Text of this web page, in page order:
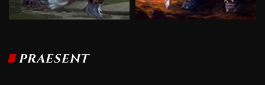
PRAESENT